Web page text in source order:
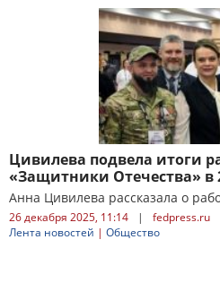
Цивилева подвела итоги
«Защитники Отечества» в
Анна Цивилева рассказала о
26 декабря 2025, 11:14 |
fedpress.ru
Лента новостей | Общество